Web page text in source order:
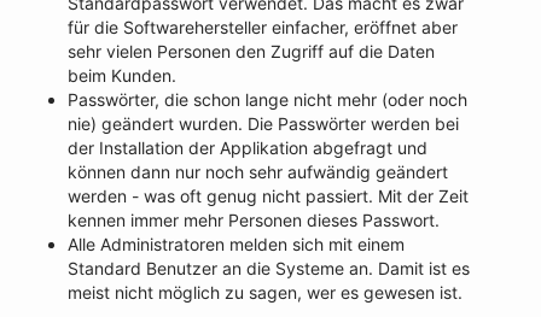
für die Softwarehersteller einfacher, eröffnet aber
sehr vielen Personen den Zugriff auf die Daten
beim Kunden.
Passwörter, die schon lange nicht mehr (oder noch
nie) geändert wurden. Die Passwörter werden bei
der Installation der Applikation abgefragt und
können dann nur noch sehr aufwändig geändert
werden - was oft genug nicht passiert. Mit der Zeit
kennen immer mehr Personen dieses Passwort.
Alle Administratoren melden sich mit einem
Standard Benutzer an die Systeme an. Damit ist es
meist nicht möglich zu sagen, wer es gewesen ist.